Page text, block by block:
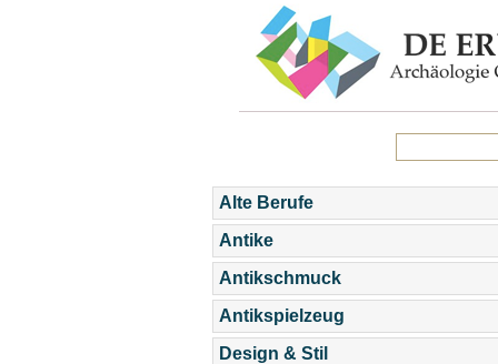
Alte Berufe
Antike
Antikschmuck
Antikspielzeug
Design & Stil